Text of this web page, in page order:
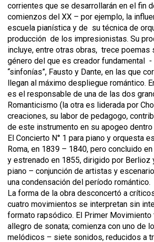
corrientes que se desarrollarán en el fin
comienzos del XX – por ejemplo, la
escuela pianística y de su técnica de
producción de los impresionistas. Su
incluye, entre otras obras, trece poemas
género del que es creador fundamental
“sinfonías”, Fausto y Dante, en las que
llegan al máximo despliegue romántico.
es el responsable de una de las dos
Romanticismo (la otra es liderada por
creaciones, su labor de pedagogo,
de este instrumento en su apogeo
El Concierto N° 1 para piano y orquesta
Roma, en 1839 – 1840, pero concluido
y estrenado en 1855, dirigido por Berlioz
piano – conjunción de artistas y
una condensación del período romántico.
La forma de la obra desconcertó a
cuatro movimientos se interpretan sin
formato rapsódico. El Primer
allegro de sonata; comienza con uno de
melódicos – siete sonidos, reducidos a